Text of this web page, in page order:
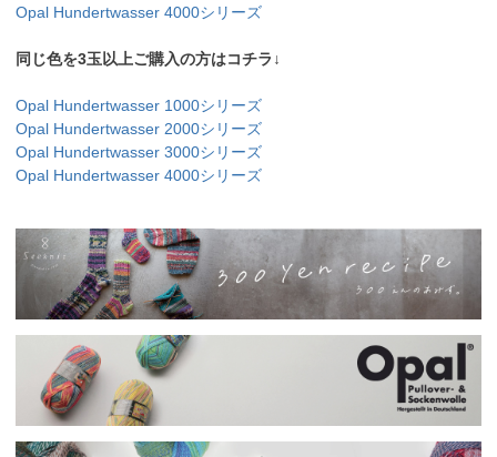
Opal Hundertwasser 4000シリーズ
同じ色を3玉以上ご購入の方はコチラ↓
Opal Hundertwasser 1000シリーズ
Opal Hundertwasser 2000シリーズ
Opal Hundertwasser 3000シリーズ
Opal Hundertwasser 4000シリーズ